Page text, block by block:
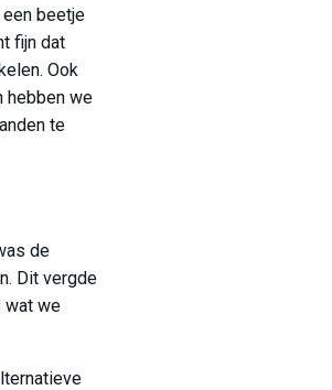
beetje
fijn dat
Ook
hebben we
te
de
Dit vergde
wat we